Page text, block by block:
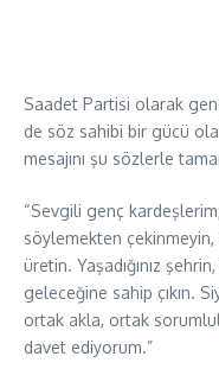
Saadet Partisi olarak
de söz sahibi bir gücü
mesajını şu sözlerle
“Sevgili genç
söylemekten çekinmeyin,
üretin. Yaşadığınız
geleceğine sahip çıkın.
ortak akla, ortak
davet ediyorum.”